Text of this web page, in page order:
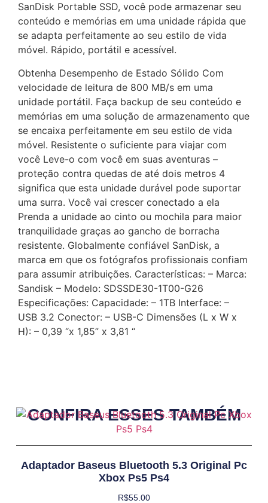
SanDisk Portable SSD, você pode armazenar seu
conteúdo e memórias em uma unidade rápida que
se adapta perfeitamente ao seu estilo de vida
móvel. Rápido, portátil e acessível.
Obtenha Desempenho de Estado Sólido Com
velocidade de leitura de 800 MB/s em uma
unidade portátil. Faça backup de seu conteúdo e
memórias em uma solução de armazenamento que
se encaixa perfeitamente em seu estilo de vida
móvel. Resistente o suficiente para viajar com
você Leve-o com você em suas aventuras –
proteção contra quedas de até dois metros 4
significa que esta unidade durável pode suportar
uma surra. Você vai crescer conectado a ela
Prenda a unidade ao cinto ou mochila para maior
tranquilidade graças ao gancho de borracha
resistente. Globalmente confiável SanDisk, a
marca em que os fotógrafos profissionais confiam
para assumir atribuições. Características: – Marca:
Sandisk – Modelo: SDSSDE30-1T00-G26
Especificações: Capacidade: – 1TB Interface: –
USB 3.2 Conector: – USB-C Dimensões (L x W x
H): – 0,39 “x 1,85” x 3,81 “
CONFIRA ESSES TAMBÉM
Adaptador Baseus Bluetooth 5.3 Original Pc
Xbox Ps5 Ps4
R$55.00